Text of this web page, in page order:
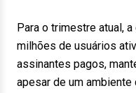
Para o trimestre atual,
milhões de usuários
assinantes pagos,
apesar de um